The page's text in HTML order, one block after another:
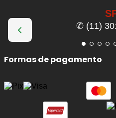
✆ (11)
Formas de pagamento